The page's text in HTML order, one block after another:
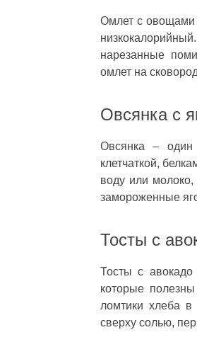
Омлет с овощами
нарезанные
омлет на
Овсянка с
Овсянка – один
клетчаткой,
воду или
замороженные
Тосты с
Тосты с
которые
ломтики хлеба в
сверху солью,